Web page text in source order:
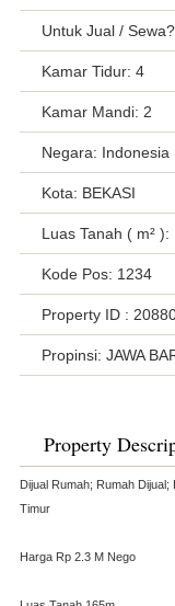
Untuk Jual /
Kamar Tidur: 4
Kamar Mandi: 2
Negara: Indonesia
Kota: BEKASI
Luas Tanah ( m² ):
Kode Pos: 1234
Property ID :
Propinsi: JAWA
Property
Dijual Rumah; Rumah
Timur
Harga Rp 2.3 M Nego